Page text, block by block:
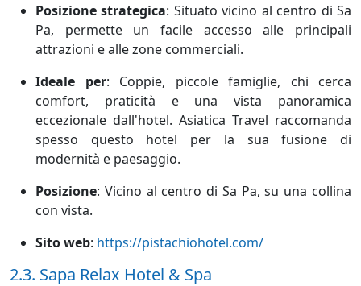
Posizione strategica: Situato vicino al centro di Sa
Pa, permette un facile accesso alle principali
attrazioni e alle zone commerciali.
Ideale per: Coppie, piccole famiglie, chi cerca
comfort, praticità e una vista panoramica
eccezionale dall'hotel. Asiatica Travel raccomanda
spesso questo hotel per la sua fusione di
modernità e paesaggio.
Posizione: Vicino al centro di Sa Pa, su una collina
con vista.
Sito web: https://pistachiohotel.com/
2.3. Sapa Relax Hotel & Spa